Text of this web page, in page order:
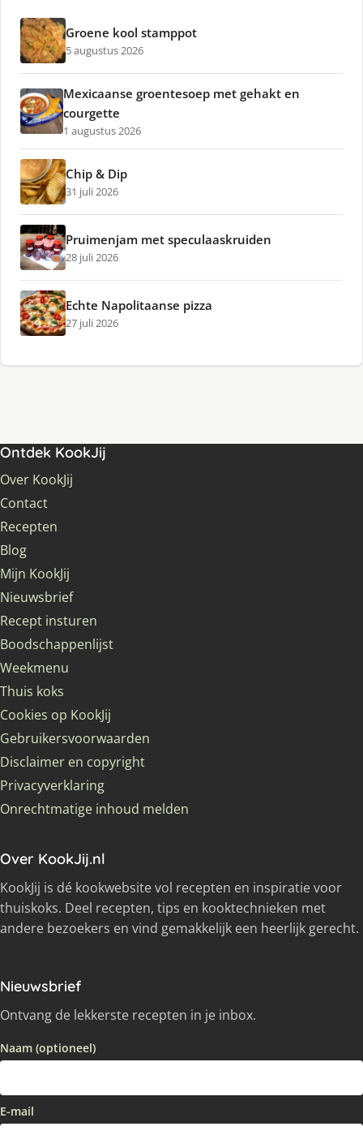
Groene kool stamppot
5 augustus 2026
Mexicaanse groentesoep met gehakt en
courgette
1 augustus 2026
Chip & Dip
31 juli 2026
Pruimenjam met speculaaskruiden
28 juli 2026
Echte Napolitaanse pizza
27 juli 2026
Ontdek KookJij
Over KookJij
Contact
Recepten
Blog
Mijn KookJij
Nieuwsbrief
Recept insturen
Boodschappenlijst
Weekmenu
Thuis koks
Cookies op KookJij
Gebruikersvoorwaarden
Disclaimer en copyright
Privacyverklaring
Onrechtmatige inhoud melden
Over KookJij.nl
KookJij is dé kookwebsite vol recepten en inspiratie voor
thuiskoks. Deel recepten, tips en kooktechnieken met
andere bezoekers en vind gemakkelijk een heerlijk gerecht.
Nieuwsbrief
Ontvang de lekkerste recepten in je inbox.
Naam (optioneel)
E-mail